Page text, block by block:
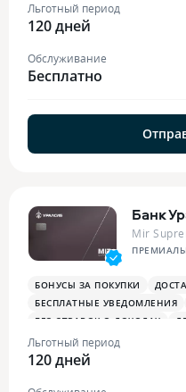
Льготный период
120 дней
Обслуживание
Бесплатно
Банк
Mir
БОНУСЫ ЗА ПОКУПКИ
БЕСПЛАТНЫЕ УВЕДОМЛЕНИЯ
БЕЗ СПРАВОК О ДОХОДАХ
ОПЛАТА СМАРТФОНОМ
БЕСПЛАТНАЯ ТУРИСТИЧЕСКАЯ
Льготный период
120 дней